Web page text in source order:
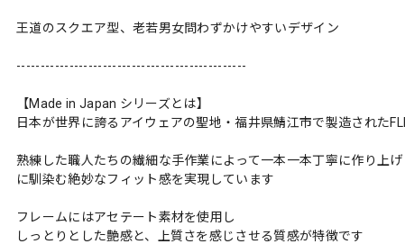
王道のスクエア型、老若男女問わずかけやすいデザイン
------------------------------------------------
【Made in Japan シリーズとは】
日本が世界に誇るアイウェアの聖地・福井県鯖江市で製造された
熟練した職人たちの繊細な手作業によって一本一本丁寧に作り上
に馴染む絶妙なフィット感を実現しています
フレームにはアセテート素材を使用し
しっとりとした艶感と、上質さを感じさせる質感が特徴です